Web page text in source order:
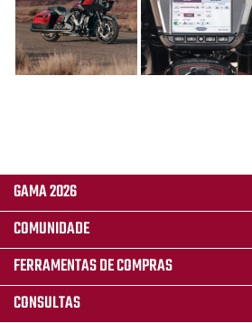
GAMA 2026
COMUNIDADE
FERRAMENTAS DE COMPRAS
CONSULTAS